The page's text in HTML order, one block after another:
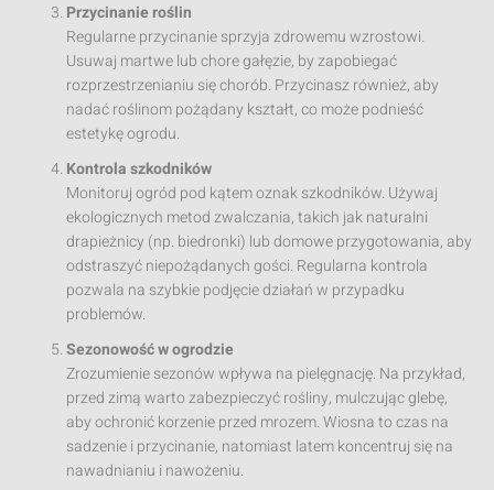
Przycinanie roślin
Regularne przycinanie sprzyja zdrowemu wzrostowi.
Usuwaj martwe lub chore gałęzie, by zapobiegać
rozprzestrzenianiu się chorób. Przycinasz również, aby
nadać roślinom pożądany kształt, co może podnieść
estetykę ogrodu.
Kontrola szkodników
Monitoruj ogród pod kątem oznak szkodników. Używaj
ekologicznych metod zwalczania, takich jak naturalni
drapieżnicy (np. biedronki) lub domowe przygotowania, aby
odstraszyć niepożądanych gości. Regularna kontrola
pozwala na szybkie podjęcie działań w przypadku
problemów.
Sezonowość w ogrodzie
Zrozumienie sezonów wpływa na pielęgnację. Na przykład,
przed zimą warto zabezpieczyć rośliny, mulczując glebę,
aby ochronić korzenie przed mrozem. Wiosna to czas na
sadzenie i przycinanie, natomiast latem koncentruj się na
nawadnianiu i nawożeniu.